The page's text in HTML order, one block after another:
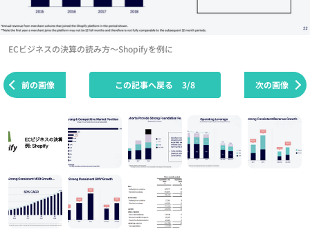
ECビジネスの決算の読み方～Shopifyを例に
前の画像 次の画像
この記事へ戻る 3/8